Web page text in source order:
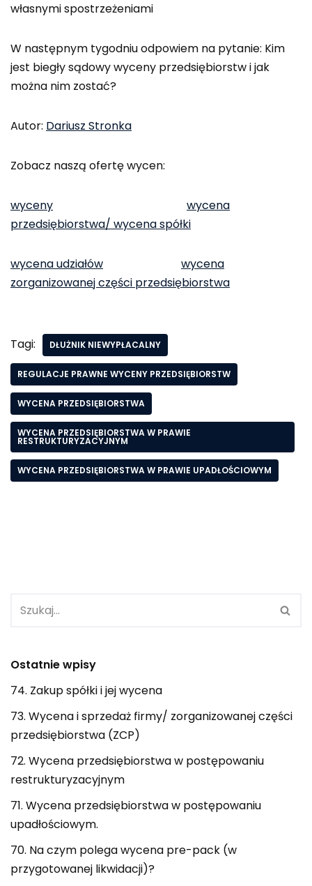
własnymi spostrzeżeniami
W następnym tygodniu odpowiem na pytanie: Kim
jest biegły sądowy wyceny przedsiębiorstw i jak
można nim zostać?
Autor: Dariusz Stronka
Zobacz naszą ofertę wycen:
wyceny
wycena
przedsiębiorstwa/ wycena spółki
wycena udziałów
wycena
zorganizowanej części przedsiębiorstwa
Tagi: DŁUŻNIK NIEWYPŁACALNY
REGULACJE PRAWNE WYCENY PRZEDSIĘBIORSTW
WYCENA PRZEDSIĘBIORSTWA
WYCENA PRZEDSIĘBIORSTWA W PRAWIE
RESTRUKTURYZACYJNYM
WYCENA PRZEDSIĘBIORSTWA W PRAWIE UPADŁOŚCIOWYM
Ostatnie wpisy
74. Zakup spółki i jej wycena
73. Wycena i sprzedaż firmy/ zorganizowanej części
przedsiębiorstwa (ZCP)
72. Wycena przedsiębiorstwa w postępowaniu
restrukturyzacyjnym
71. Wycena przedsiębiorstwa w postępowaniu
upadłościowym.
70. Na czym polega wycena pre-pack (w
przygotowanej likwidacji)?